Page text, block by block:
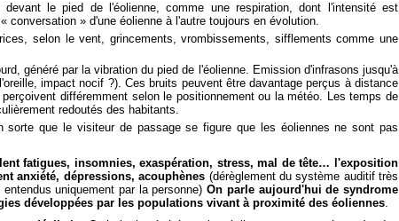
le pied de l'éolienne, comme une respiration, dont l'intensité est
conversation » d'une éolienne à l'autre toujours en évolution.
selon le vent, grincements, vrombissements, sifflements comme une
généré par la vibration du pied de l'éolienne. Emission d'infrasons jusqu'à
impact nocif ?). Ces bruits peuvent être davantage perçus à distance
différemment selon le positionnement ou la météo. Les temps de
redoutés des habitants.
sorte que le visiteur de passage se figure que les éoliennes ne sont pas
fatigues, insomnies, exaspération, stress, mal de tête… l'exposition
anxiété, dépressions, acouphènes (dérèglement du système auditif très
uniquement par la personne)On parle aujourd'hui de syndrome
développées par les populations vivant à proximité des éoliennes.